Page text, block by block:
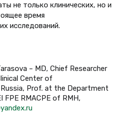
не только клинических, но и
время
исследований.
– MD, Chief Researcher
Center of
Prof. at the Department
RMACPE of RMH,